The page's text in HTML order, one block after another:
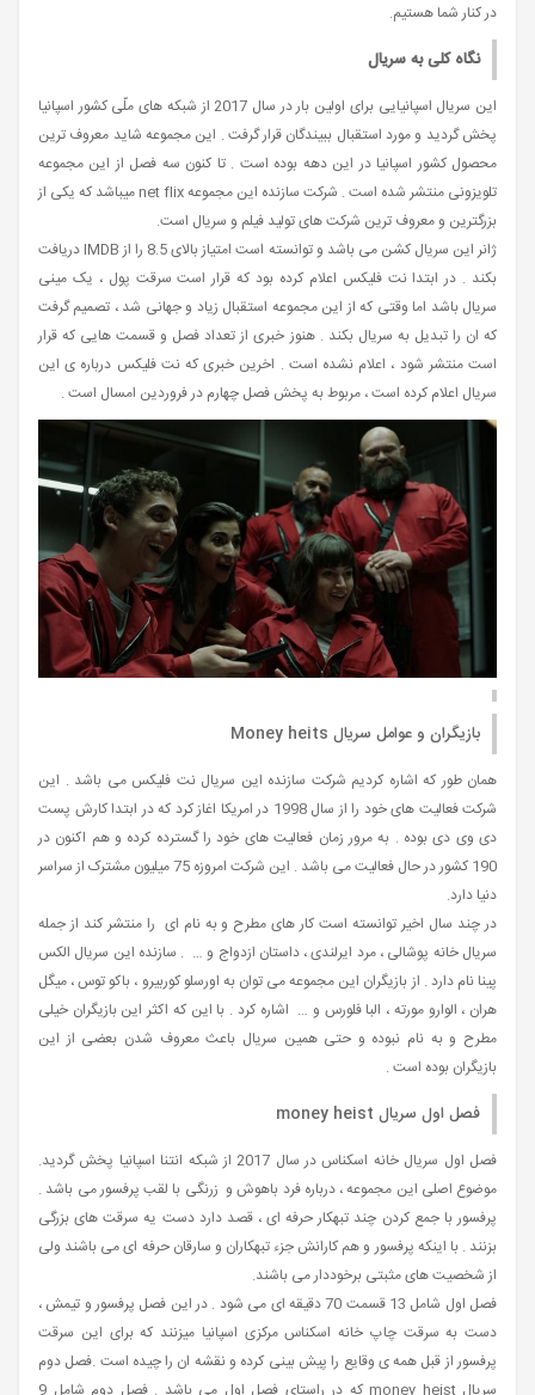
در کنار شما هستیم.
نگاه کلی به سریال
این سریال اسپانیایی برای اولین بار در سال 2017 از شبکه های ملّی کشور اسپانیا
پخش گردید و مورد استقبال ببیندگان قرار گرفت . این مجموعه شاید معروف ترین
محصول کشور اسپانیا در این دهه بوده است . تا کنون سه فصل از این مجموعه
تلویزونی منتشر شده است . شرکت سازنده این مجموعه net flix میباشد که یکی از
بزرگترین و معروف ترین شرکت های تولید فیلم و سریال است.
ژانر این سریال کشن می باشد و توانسته است امتیاز بالای 8.5 را از IMDB دریافت
بکند . در ابتدا نت فلیکس اعلام کرده بود که قرار است سرقت پول ، یک مینی
سریال باشد اما وقتی که از این مجموعه استقبال زیاد و جهانی شد ، تصمیم گرفت
که ان را تبدیل به سریال بکند . هنوز خبری از تعداد فصل و قسمت هایی که قرار
است منتشر شود ، اعلام نشده است . اخرین خبری که نت فلیکس درباره ی این
سریال اعلام کرده است ، مربوط به پخش فصل چهارم در فروردین امسال است .
بازیگران و عوامل سریال Money heits
همان طور که اشاره کردیم شرکت سازنده این سریال نت فلیکس می باشد . این
شرکت فعالیت های خود را از سال 1998 در امریکا اغاز کرد که در ابتدا کارش پست
دی وی دی بوده . به مرور زمان فعالیت های خود را گسترده کرده و هم اکنون در
190 کشور در حال فعالیت می باشد . این شرکت امروزه 75 میلیون مشترک از سراسر
دنیا دارد.
در چند سال اخیر توانسته است کار های مطرح و به نام ای را منتشر کند از جمله
سریال خانه پوشالی ، مرد ایرلندی ، داستان ازدواج و … . سازنده این سریال الکس
پینا نام دارد . از بازیگران این مجموعه می توان به اورسلو کوربیرو ، باکو توس ، میگل
هران ، الوارو مورته ، البا فلورس و … اشاره کرد . با این که اکثر این بازیگران خیلی
مطرح و به نام نبوده و حتی همین سریال باعث معروف شدن بعضی از این
بازیگران بوده است .
فصل اول سریال money heist
فصل اول سریال خانه اسکناس در سال 2017 از شبکه انتنا اسپانیا پخش گردید.
موضوع اصلی این مجموعه ، درباره فرد باهوش و زرنگی با لقب پرفسور می باشد .
پرفسور با جمع کردن چند تبهکار حرفه ای ، قصد دارد دست یه سرقت های بزرگی
بزنند . با اینکه پرفسور و هم کارانش جزء تبهکاران و سارقان حرفه ای می باشند ولی
از شخصیت های مثبتی برخوددار می باشند.
فصل اول شامل 13 قسمت 70 دقیقه ای می شود . در این فصل پرفسور و تیمش ،
دست به سرقت چاپ خانه اسکناس مرکزی اسپانیا میزنند که برای این سرقت
پرفسور از قبل همه ی وقایع را پیش بینی کرده و نقشه ان را چیده است .فصل دوم